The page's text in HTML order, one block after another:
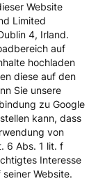
Website
Limited
4, Irland.
auf
hochladen
diese auf den
Sie unsere
zu Google
kann, dass
von
6 Abs. 1 lit. f
Interesse
Website.